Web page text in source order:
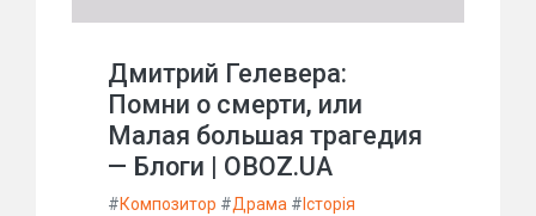
Дмитрий Гелевера:
Помни о смерти, или
Малая большая трагедия
— Блоги | OBOZ.UA
#Композитор #Драма # Історія